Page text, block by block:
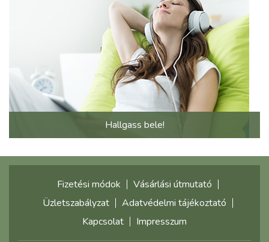
Hallgass bele!
Fizetési módok
Vásárlási útmutató
Üzletszabályzat
Adatvédelmi tájékoztató
Kapcsolat
Impresszum